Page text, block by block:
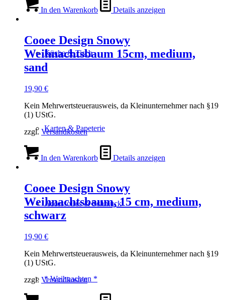
Küche & Tisch
Karten & Papeterie
Accessoires & Schmuck
* Weihnachten *
In den Warenkorb Details anzeigen
Cooee Design Snowy
Weihnachtsbaum 15cm, medium,
sand
19,90 €
Kein Mehrwertsteuerausweis, da Kleinunternehmer nach §19
(1) UStG.
zzgl. Versandkosten
In den Warenkorb Details anzeigen
Cooee Design Snowy
Weihnachtsbaum, 15 cm, medium,
schwarz
19,90 €
Kein Mehrwertsteuerausweis, da Kleinunternehmer nach §19
(1) UStG.
zzgl. Versandkosten